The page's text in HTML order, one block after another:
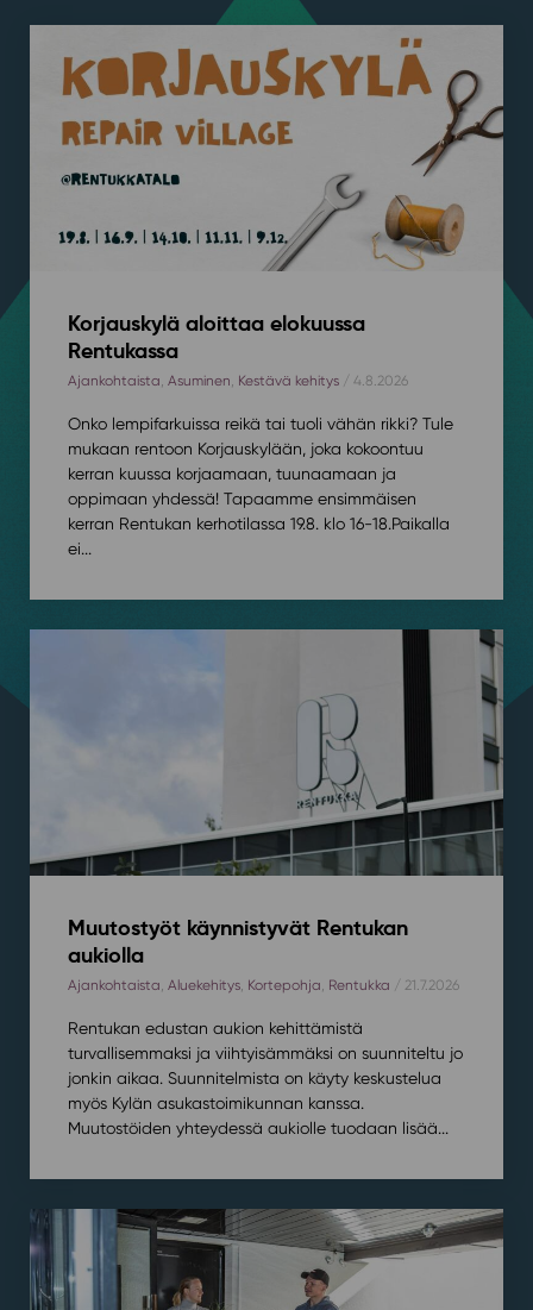
Korjauskylä aloittaa elokuussa
Rentukassa
Ajankohtaista, Asuminen, Kestävä kehitys/ 4.8.2026
Onko lempifarkuissa reikä tai tuoli vähän rikki? Tule
mukaan rentoon Korjauskylään, joka kokoontuu
kerran kuussa korjaamaan, tuunaamaan ja
oppimaan yhdessä! Tapaamme ensimmäisen
kerran Rentukan kerhotilassa 19.8. klo 16-18.⁠⁠Paikalla
ei...
Muutostyöt käynnistyvät Rentukan
aukiolla
Ajankohtaista, Aluekehitys, Kortepohja, Rentukka / 21.7.2026
Rentukan edustan aukion kehittämistä
turvallisemmaksi ja viihtyisämmäksi on suunniteltu jo
jonkin aikaa. Suunnitelmista on käyty keskustelua
myös Kylän asukastoimikunnan kanssa.
Muutostöiden yhteydessä aukiolle tuodaan lisää...